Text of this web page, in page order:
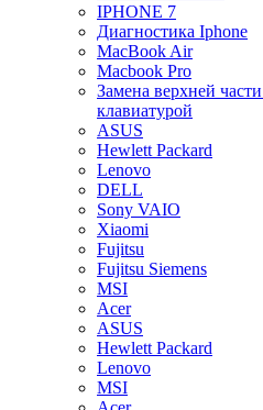
IPHONE 7
Диагностика Iphone
MacBook Air
Macbook Pro
Замена верхней
клавиатурой
ASUS
Hewlett Packard
Lenovo
DELL
Sony VAIO
Xiaomi
Fujitsu
Fujitsu Siemens
MSI
Acer
ASUS
Hewlett Packard
Lenovo
MSI